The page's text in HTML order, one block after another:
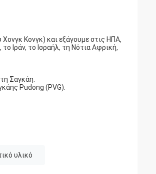
Κονγκ) και εξάγουμε στις ΗΠΑ,
Ιράν, το Ισραήλ, τη Νότια Αφρική,
Σαγκάη.
Pudong (PVG).
υλικό